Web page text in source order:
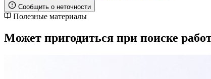
Сообщить о неточности
Полезные материалы
Может пригодиться при поиске